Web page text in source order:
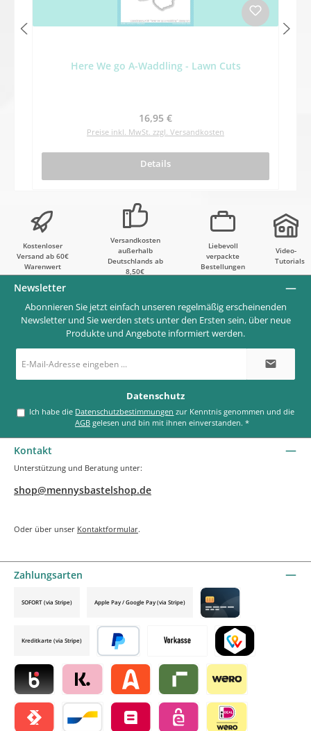
Here We go A-Waddling - Lawn Cuts
Regulärer Preis:
16,95 €
Preise inkl. MwSt. zzgl. Versandkosten
Details
Kostenloser
Versand ab 60€
Warenwert
Versandkosten
außerhalb
Deutschlands ab
8,50€
Liebevoll
verpackte
Bestellungen
Video-
Tutorials
Newsletter
Abonnieren Sie jetzt einfach unseren regelmäßig erscheinenden
Newsletter und Sie werden stets unter den Ersten sein, über neue
Produkte und Angebote informiert werden.
Mail-
*
Datenschutz
Ich habe die Datenschutzbestimmungen
AGB gelesen und bin mit ihnen einverstanden.*
Kontakt
Unterstützung und Beratung unter:
shop@mennysbastelshop.de
Oder über unser Kontaktformular.
Zahlungsarten
Vorkasse TWINT by mollie
Blik by mollieKlarna by mollieAlma by mollieRiverty by mollie
Wero
SOFORT (via Stripe) Apple Pay / Google Pay (via Stripe)
Credit card by mollie
Kreditkarte (via Stripe)
Später bezahlen